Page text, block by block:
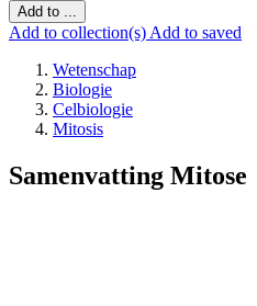
Add to ...
Add to collection(s) Add to saved
Wetenschap
Biologie
Celbiologie
Mitosis
Samenvatting Mitose